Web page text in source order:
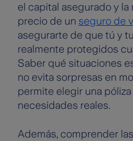
el capital asegurado y
precio de un seguro de
asegurarte de que tú y
realmente protegidos
Saber qué situaciones
no evita sorpresas en
permite elegir una
necesidades reales.
Además, comprender